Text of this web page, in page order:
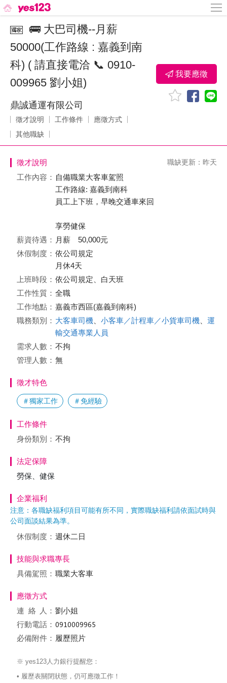
🚌 大巴司機--月薪
50000(工作路線 : 嘉義到南
科) ( 請直接電洽 📞 0910-
009965 劉小姐)
鼎誠通運有限公司
徵才說明 工作條件
應徵方式
其他職缺
我要應徵
徵才說明 職缺更新：昨天
工作內容： 自備職業大客車駕照
工作路線: 嘉義到南科
員工上下班，早晚交通車來回
享勞健保
薪資待遇： 月薪 50,000元
休假制度： 依公司規定
月休4天
上班時段： 依公司規定、白天班
工作性質： 全職
工作地點： 嘉義市西區(嘉義到南科)
職務類別： 大客車司機 小客車／計程車／小貨車司機
運
輸交通專業人員
需求人數： 不拘
管理人數： 無
徵才特色
＃獨家工作 ＃免經驗
工作條件
身份類別： 不拘
法定保障
勞保、健保
企業福利
注意：各職缺福利項目可能有所不同，實際職缺福利請依面試時與
公司面談結果為準。
休假制度： 週休二日
技能與求職專長
具備駕照： 職業大客車
應徵方式
連絡
人： 劉小姐
行動電話：
必備附件： 履歷照片
※ yes123人力銀行提醒您：
• 履歷表關閉狀態，仍可應徵工作！